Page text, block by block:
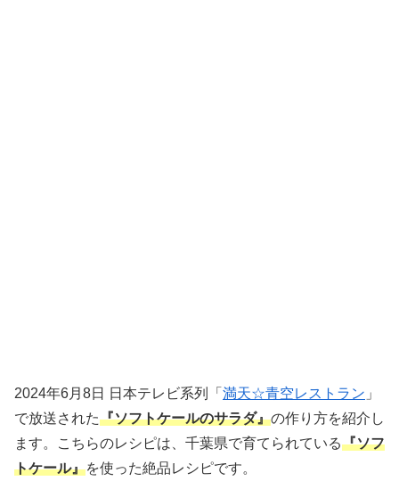
2024年6月8日 日本テレビ系列「 満天☆青空レストラン 」
で放送された『ソフトケールのサラダ』の作り方を紹介し
ます。こちらのレシピは、千葉県で育てられている『ソフ
トケール』を使った絶品レシピです。